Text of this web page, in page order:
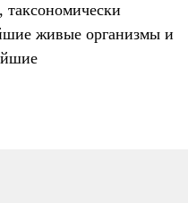
таксономически
живые организмы и